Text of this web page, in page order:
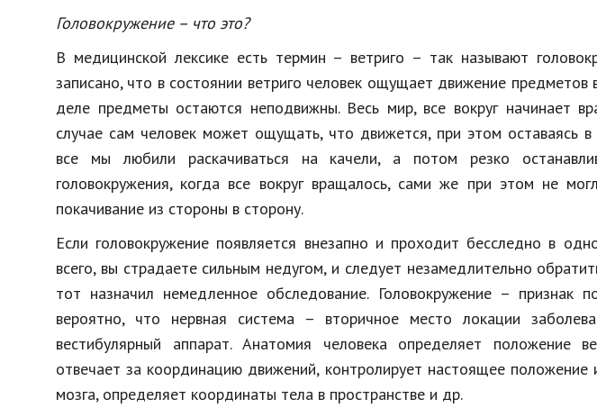
Головокружение – что это?
В медицинской лексике есть термин – ветриго – так называют
записано, что в состоянии ветриго человек ощущает движение предметов
деле предметы остаются неподвижны. Весь мир, все вокруг начинает
случае сам человек может ощущать, что движется, при этом оставаясь
все мы любили раскачиваться на качели, а потом резко
головокружения, когда все вокруг вращалось, сами же при этом не
покачивание из стороны в сторону.
Если головокружение появляется внезапно и проходит бесследно в
всего, вы страдаете сильным недугом, и следует незамедлительно
тот назначил немедленное обследование. Головокружение – признак
вероятно, что нервная система – вторичное место локации
вестибулярный аппарат. Анатомия человека определяет положение
отвечает за координацию движений, контролирует настоящее положение
мозга, определяет координаты тела в пространстве и др.